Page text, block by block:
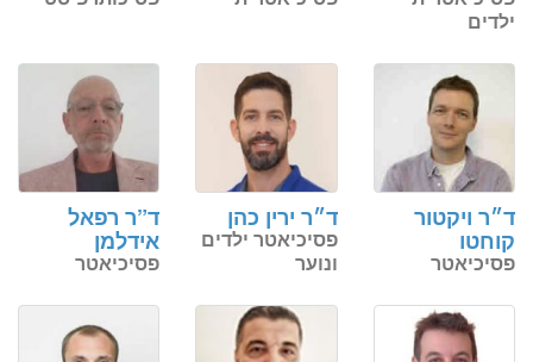
זימון תור אונליין
לד״ר אלכסנדר צ׳ומסקי
ב-3 שלבים קצרים
(לא נדרש כרטיס אשראי)
מועדים פנויים. לחצו לבחירת
שעה
ילדים
ד”ר רפאל
אידלמן
פסיכיאטר
ד״ר ירין כהן
פסיכיאטר ילדים
ונוער
ד״ר ויקטור
קוחטו
פסיכיאטר